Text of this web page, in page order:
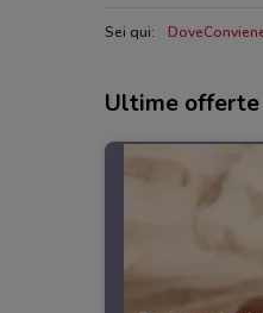
Sei qui:
Ultime offerte